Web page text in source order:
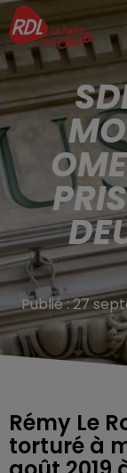
Publié : 27
Rémy Le
torturé à